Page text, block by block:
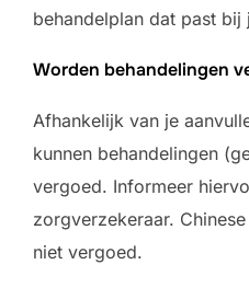
behandelplan dat past bij
Worden behandelingen
Afhankelijk van je
kunnen behandelingen
vergoed. Informeer
zorgverzekeraar.
niet vergoed.